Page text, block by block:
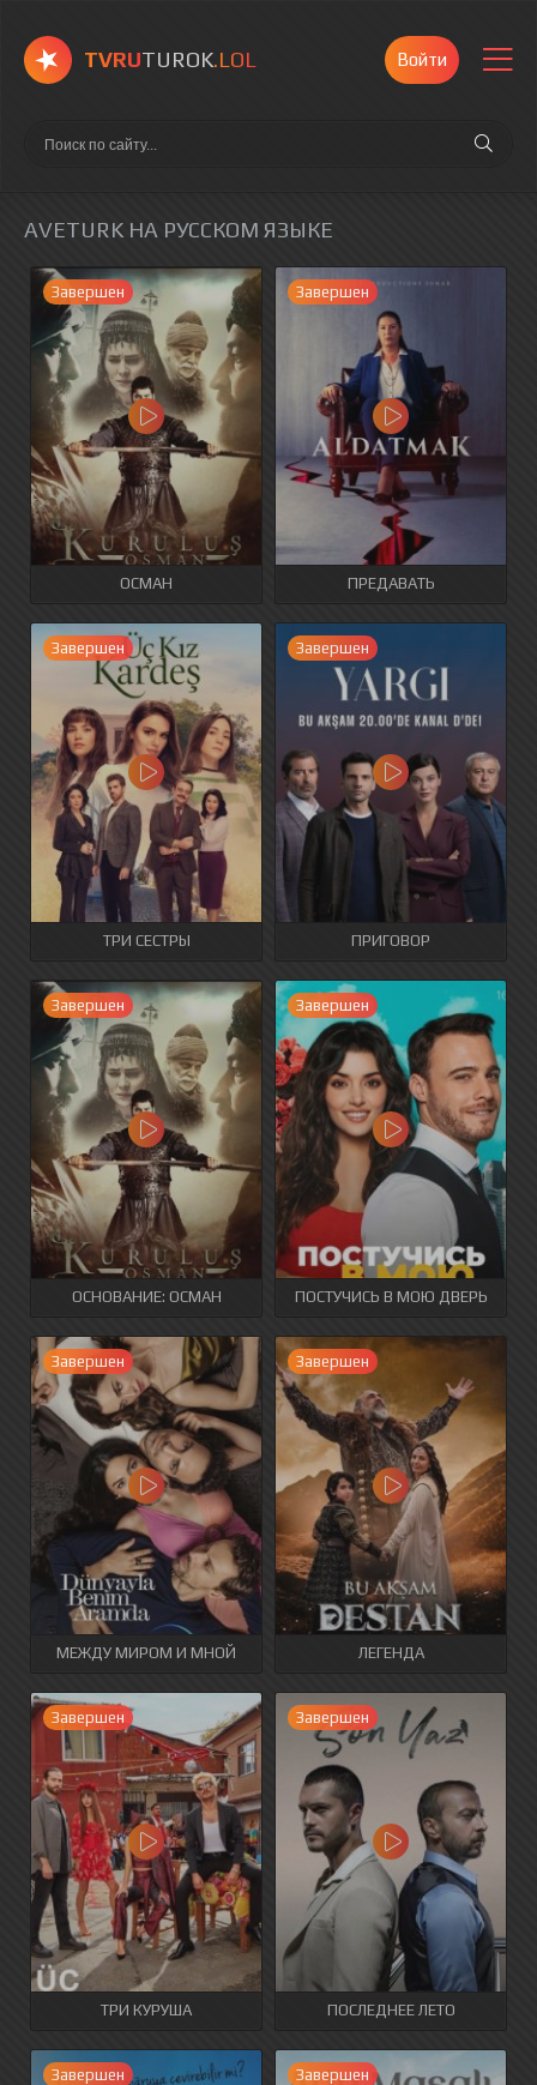
TVRUTUROK.LOL Войти
AVETURK НА РУССКОМ ЯЗЫКЕ
Завершен
ОСМАН
Завершен
ПРЕДАВАТЬ
Завершен
ТРИ СЕСТРЫ
Завершен
ПРИГОВОР
Завершен
ОСНОВАНИЕ: ОСМАН
Завершен
ПОСТУЧИСЬ В МОЮ ДВЕРЬ
Завершен
МЕЖДУ МИРОМ И МНОЙ
Завершен
ЛЕГЕНДА
Завершен
ТРИ КУРУША
Завершен
ПОСЛЕДНЕЕ ЛЕТО
Завершен Завершен